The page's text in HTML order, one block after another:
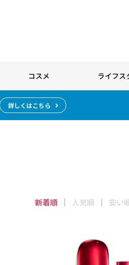
コスメ ライフス
詳しくはこちら
新着順 人気順 安い